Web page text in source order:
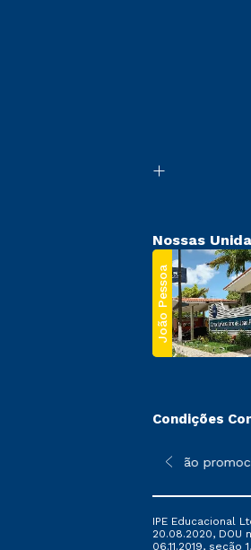
Nossas
João Pessoa
Condições
sofrer alterações nos
*A condição
IPE Educacional
20.08.2020, DOU
06.11.2019, seção